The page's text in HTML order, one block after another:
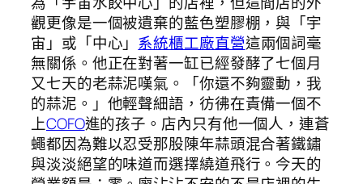
觀更像是一個被遺棄的藍色塑膠棚，與「宇
宙」或「中心」 系統櫃工廠直營這兩個詞毫
無關係。他正在對著一缸已經發酵了七個月
又七天的老蒜泥嘆氣。「你還不夠靈動，我
的蒜泥。」他輕聲細語，彷彿在責備一個不
上COFO進的孩子。店內只有他一個人，連蒼
蠅都因為難以忍受那股陳年蒜頭混合著鐵鏽
與淡淡絕望的味道而選擇繞道飛行。今天的